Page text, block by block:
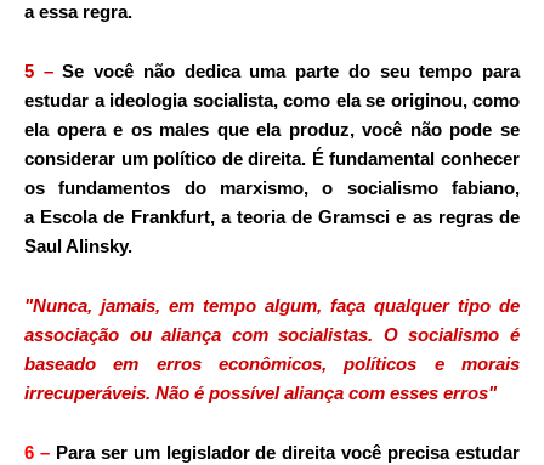
a essa regra.
5 –Se você não dedica uma parte do seu tempo para
estudar a ideologia socialista, como ela se originou, como
ela opera e os males que ela produz, você não pode se
considerar um político de direita. É fundamental conhecer
os fundamentos do marxismo, o socialismo fabiano,
a Escola de Frankfurt, a teoria de Gramsci e as regras de
Saul Alinsky.
"Nunca, jamais, em tempo algum, faça qualquer tipo de
associação ou aliança com socialistas. O socialismo é
baseado em erros econômicos, políticos e morais
irrecuperáveis. Não é possível aliança com esses erros"
6 – Para ser um legislador de direita você precisa estudar